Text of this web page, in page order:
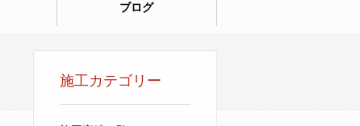
ブログ
施工カテゴリー